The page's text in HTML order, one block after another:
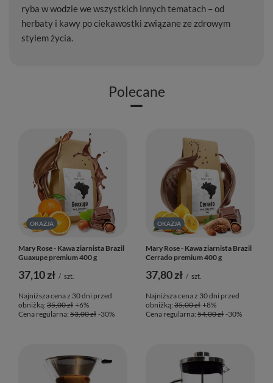
ryba w wodzie we wszystkich innych tematach – od
herbaty i kawy po ciekawostki związane ze zdrowym
stylem życia.
Polecane
OKAZJA
Mary Rose - Kawa ziarnista Brazil
Guaxupe premium 400 g
37,10 zł / szt.
Najniższa cena z 30 dni przed
obniżką: 35,00 zł +6%
Cena regularna: 53,00 zł -30%
OKAZJA
Mary Rose - Kawa ziarnista Brazil
Cerrado premium 400 g
37,80 zł / szt.
Najniższa cena z 30 dni przed
obniżką: 35,00 zł +8%
Cena regularna: 54,00 zł -30%